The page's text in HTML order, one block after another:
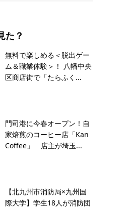
た？
無料で楽しめる＜脱出ゲー
ム＆職業体験＞！ 八幡中央
区商店街で「たらふく...
門司港に今春オープン！自
家焙煎のコーヒー店「Kan
Coffee」 店主が埼玉...
【北九州市消防局×九州国
際大学】学生18人が消防団